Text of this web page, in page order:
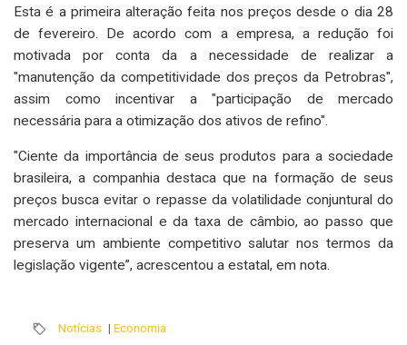
Esta é a primeira alteração feita nos preços desde o dia 28
de fevereiro. De acordo com a empresa, a redução foi
motivada por conta da a necessidade de realizar a
"manutenção da competitividade dos preços da Petrobras",
assim como incentivar a "participação de mercado
necessária para a otimização dos ativos de refino".
"Ciente da importância de seus produtos para a sociedade
brasileira, a companhia destaca que na formação de seus
preços busca evitar o repasse da volatilidade conjuntural do
mercado internacional e da taxa de câmbio, ao passo que
preserva um ambiente competitivo salutar nos termos da
legislação vigente”, acrescentou a estatal, em nota.
Notícias | Economia